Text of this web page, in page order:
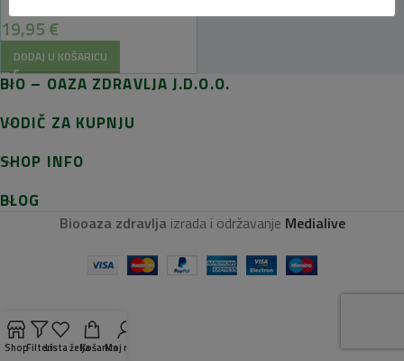
19,95 €
DODAJ U KOŠARICU
BIO – OAZA ZDRAVLJA J.D.O.O.
VODIČ ZA KUPNJU
SHOP INFO
BLOG
Biooaza zdravlja izrada i održavanje Medialive
ShopFilteriLista željaKošaricaMoj račun